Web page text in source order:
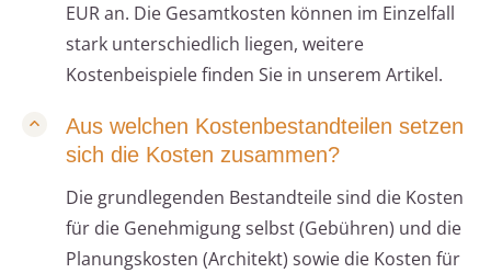
EUR an. Die Gesamtkosten können im Einzelfall
stark unterschiedlich liegen, weitere
Kostenbeispiele finden Sie in unserem Artikel.
Aus welchen Kostenbestandteilen setzen
sich die Kosten zusammen?
Die grundlegenden Bestandteile sind die Kosten
für die Genehmigung selbst (Gebühren) und die
Planungskosten (Architekt) sowie die Kosten für